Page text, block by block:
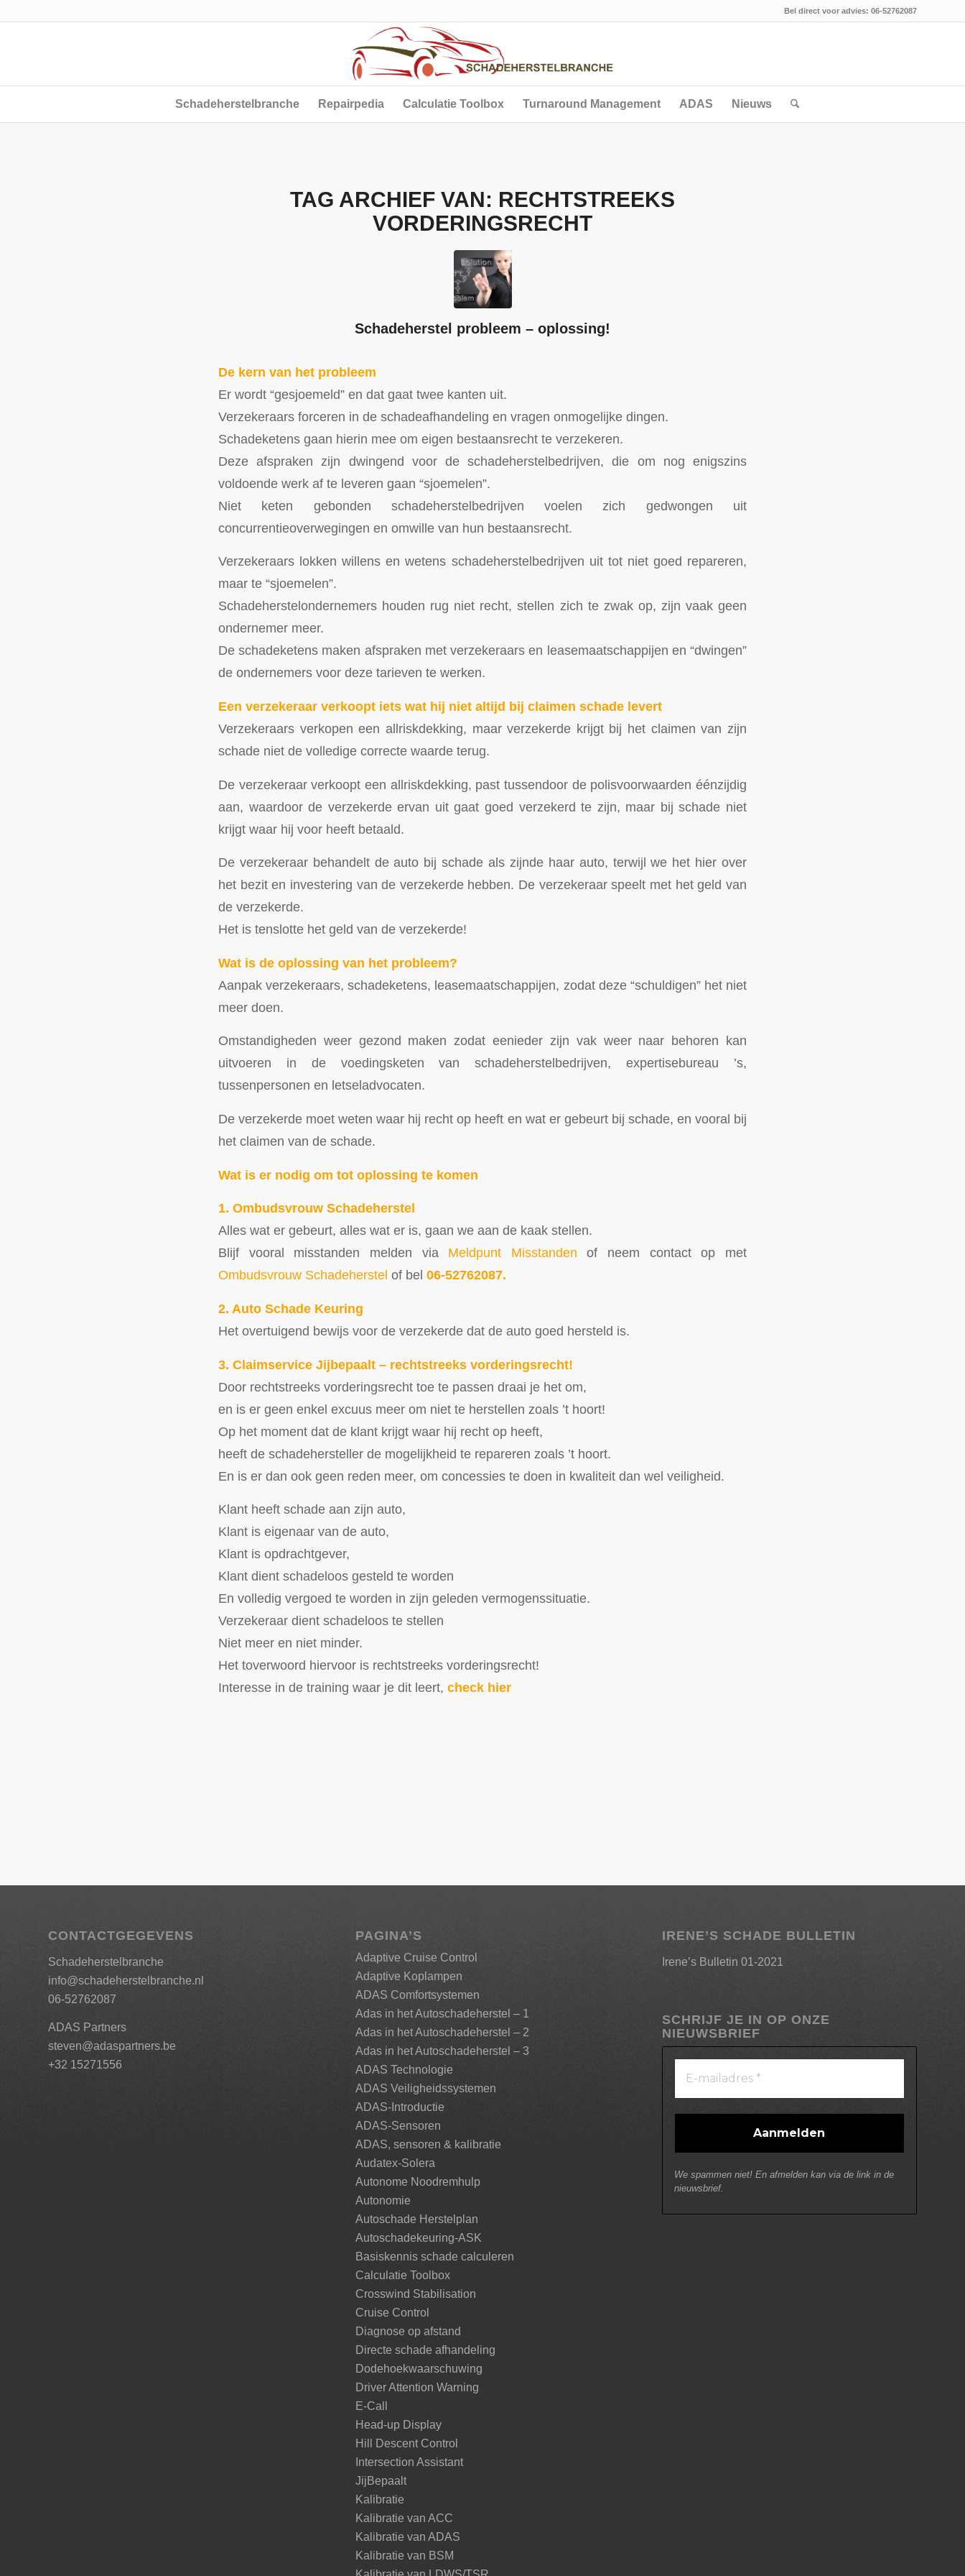
Bel direct voor advies: 06-52762087
Schadeherstelbranche Repairpedia Calculatie Toolbox Turnaround Management ADAS Nieuws
TAG ARCHIEF VAN: RECHTSTREEKS
VORDERINGSRECHT
Schadeherstel probleem – oplossing!
De kern van het probleem
Er wordt “gesjoemeld” en dat gaat twee kanten uit.
Verzekeraars forceren in de schadeafhandeling en vragen onmogelijke dingen.
Schadeketens gaan hierin mee om eigen bestaansrecht te verzekeren.
Deze afspraken zijn dwingend voor de schadeherstelbedrijven, die om nog enigszins
voldoende werk af te leveren gaan “sjoemelen”.
Niet keten gebonden schadeherstelbedrijven voelen zich gedwongen uit
concurrentieoverwegingen en omwille van hun bestaansrecht.
Verzekeraars lokken willens en wetens schadeherstelbedrijven uit tot niet goed repareren,
maar te “sjoemelen”.
Schadeherstelondernemers houden rug niet recht, stellen zich te zwak op, zijn vaak geen
ondernemer meer.
De schadeketens maken afspraken met verzekeraars en leasemaatschappijen en “dwingen”
de ondernemers voor deze tarieven te werken.
Een verzekeraar verkoopt iets wat hij niet altijd bij claimen schade levert
Verzekeraars verkopen een allriskdekking, maar verzekerde krijgt bij het claimen van zijn
schade niet de volledige correcte waarde terug.
De verzekeraar verkoopt een allriskdekking, past tussendoor de polisvoorwaarden éénzijdig
aan, waardoor de verzekerde ervan uit gaat goed verzekerd te zijn, maar bij schade niet
krijgt waar hij voor heeft betaald.
De verzekeraar behandelt de auto bij schade als zijnde haar auto, terwijl we het hier over
het bezit en investering van de verzekerde hebben. De verzekeraar speelt met het geld van
de verzekerde.
Het is tenslotte het geld van de verzekerde!
Wat is de oplossing van het probleem?
Aanpak verzekeraars, schadeketens, leasemaatschappijen, zodat deze “schuldigen” het niet
meer doen.
Omstandigheden weer gezond maken zodat eenieder zijn vak weer naar behoren kan
uitvoeren in de voedingsketen van schadeherstelbedrijven, expertisebureau ’s,
tussenpersonen en letseladvocaten.
De verzekerde moet weten waar hij recht op heeft en wat er gebeurt bij schade, en vooral bij
het claimen van de schade.
Wat is er nodig om tot oplossing te komen
1. Ombudsvrouw Schadeherstel
Alles wat er gebeurt, alles wat er is, gaan we aan de kaak stellen.
Blijf vooral misstanden melden viaMeldpunt Misstanden of neem contact op met
Ombudsvrouw Schadeherstel of bel 06-52762087.
2. Auto Schade Keuring
Het overtuigend bewijs voor de verzekerde dat de auto goed hersteld is.
3. Claimservice Jijbepaalt – rechtstreeks vorderingsrecht!
Door rechtstreeks vorderingsrecht toe te passen draai je het om,
en is er geen enkel excuus meer om niet te herstellen zoals ’t hoort!
Op het moment dat de klant krijgt waar hij recht op heeft,
heeft de schadehersteller de mogelijkheid te repareren zoals ’t hoort.
En is er dan ook geen reden meer, om concessies te doen in kwaliteit dan wel veiligheid.
Klant heeft schade aan zijn auto,
Klant is eigenaar van de auto,
Klant is opdrachtgever,
Klant dient schadeloos gesteld te worden
En volledig vergoed te worden in zijn geleden vermogenssituatie.
Verzekeraar dient schadeloos te stellen
Niet meer en niet minder.
Het toverwoord hiervoor is rechtstreeks vorderingsrecht!
Interesse in de training waar je dit leert, check hier
CONTACTGEGEVENS
Schadeherstelbranche
info@schadeherstelbranche.nl
06-52762087
ADAS Partners
steven@adaspartners.be
+32 15271556
PAGINA’S
Adaptive Cruise Control
Adaptive Koplampen
ADAS Comfortsystemen
Adas in het Autoschadeherstel – 1
Adas in het Autoschadeherstel – 2
Adas in het Autoschadeherstel – 3
ADAS Technologie
ADAS Veiligheidssystemen
ADAS-Introductie
ADAS-Sensoren
ADAS, sensoren & kalibratie
Audatex-Solera
Autonome Noodremhulp
Autonomie
Autoschade Herstelplan
Autoschadekeuring-ASK
Basiskennis schade calculeren
Calculatie Toolbox
Crosswind Stabilisation
Cruise Control
Diagnose op afstand
Directe schade afhandeling
Dodehoekwaarschuwing
Driver Attention Warning
E-Call
Head-up Display
Hill Descent Control
Intersection Assistant
JijBepaalt
Kalibratie
Kalibratie van ACC
Kalibratie van ADAS
Kalibratie van BSM
IRENE’S SCHADE BULLETIN
Irene’s Bulletin 01-2021
SCHRIJF JE IN OP ONZE
NIEUWSBRIEF
We spammen niet! En afmelden kan via de link in de
nieuwsbrief.